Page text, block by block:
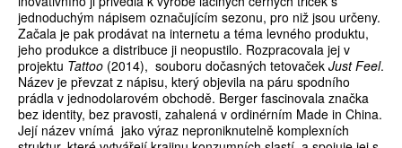
jednoduchým nápisem označujícím sezonu, pro niž jsou určeny.
Začala je pak prodávat na internetu a téma levného produktu,
jeho produkce a distribuce ji neopustilo. Rozpracovala jej v
projektu Tattoo (2014), souboru dočasných tetovaček Just Feel.
Název je převzat z nápisu, který objevila na páru spodního
prádla v jednodolarovém obchodě. Berger fascinovala značka
bez identity, bez pravosti, zahalená v ordinérním Made in China.
Její název vnímá jako výraz neproniknutelně komplexních